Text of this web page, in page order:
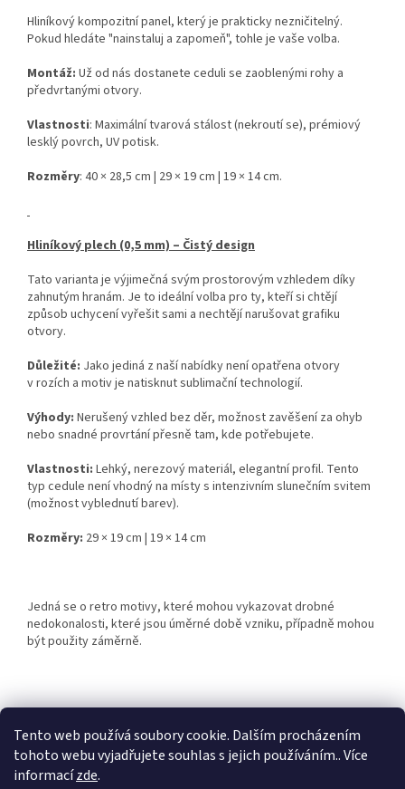
Tento web používá soubory cookie. Dalším procházením
tohoto webu vyjadřujete souhlas s jejich používáním.. Více
informacízde.
Hliníkový kompozitní panel, který je prakticky nezničitelný.
Pokud hledáte "nainstaluj a zapomeň", tohle je vaše volba.
Montáž: Už od nás dostanete ceduli se zaoblenými rohy a
předvrtanými otvory.
Vlastnosti: Maximální tvarová stálost (nekroutí se), prémiový
lesklý povrch, UV potisk.
Rozměry: 40 × 28,5 cm | 29 × 19 cm | 19 × 14 cm.
Hliníkový plech (0,5 mm) – Čistý design
Tato varianta je výjimečná svým prostorovým vzhledem díky
zahnutým hranám. Je to ideální volba pro ty, kteří si chtějí
způsob uchycení vyřešit sami a nechtějí narušovat grafiku
otvory.
Důležité: Jako jediná z naší nabídky není opatřena otvory
v rozích a motiv je natisknut sublimační technologií.
Výhody: Nerušený vzhled bez děr, možnost zavěšení za ohyb
nebo snadné provrtání přesně tam, kde potřebujete.
Vlastnosti: Lehký, nerezový materiál, elegantní profil. Tento
typ cedule není vhodný na místy s intenzivním slunečním svitem
(možnost vyblednutí barev).
Rozměry: 29 × 19 cm | 19 × 14 cm
Jedná se o retro motivy, které mohou vykazovat drobné
nedokonalosti, které jsou úměrné době vzniku, případně mohou
být použity záměrně.
Z
Retro-Darky.cz Krowki.cz